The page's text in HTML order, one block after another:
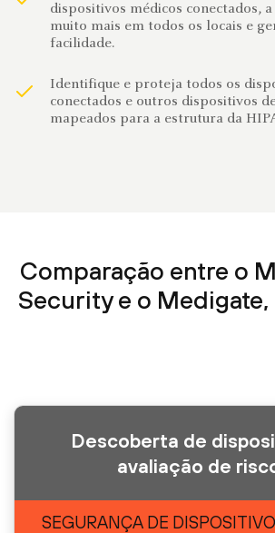
dispositivos médicos conectados,
muito mais em todos os locais e
facilidade.
Identifique e proteja todos os
conectados e outros dispositivos
mapeados para a estrutura da
Comparação entre o
Security e o
Descoberta de
avaliação de
SEGURANÇA DE